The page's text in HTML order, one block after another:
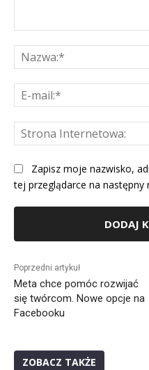
Zapisz moje nazwisko,
tej przeglądarce na następny
Poprzedni artykuł
Meta chce pomóc rozwijać
się twórcom. Nowe opcje na
Facebooku
ZOBACZ TAKŻE